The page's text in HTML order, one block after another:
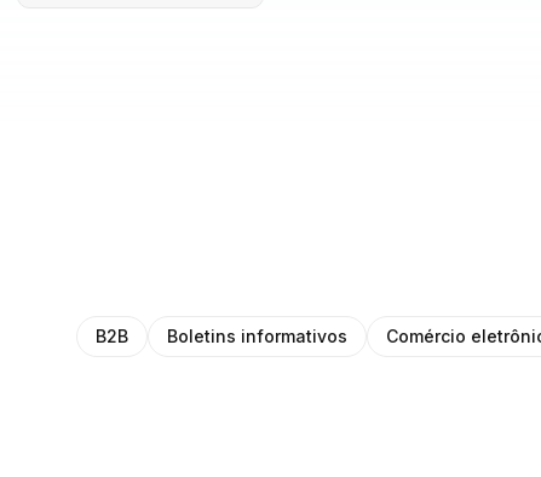
B2B Boletins informativos Comércio